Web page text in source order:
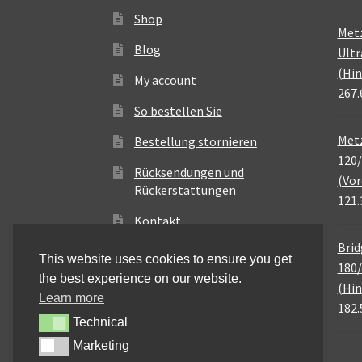
Shop
Blog
My account
So bestellen Sie
Bestellung stornieren
Rücksendungen und
Rückerstattungen
Kontakt
This website uses cookies to ensure you get
the best experience on our website.
Learn more
TechnicalTechnical
MarketingMarketing